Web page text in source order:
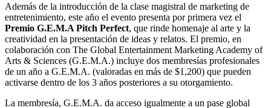
Además de la introducción de la clase magistral de marketing de
entretenimiento, este año el evento presenta por primera vez el
Premio G.E.M.A Pitch Perfect, que rinde homenaje al arte y la
creatividad en la presentación de ideas y relatos. El premio, en
colaboración con The Global Entertainment Marketing Academy of
Arts & Sciences (G.E.M.A.) incluye dos membresías profesionales
de un año a G.E.M.A. (valoradas en más de $1,200) que pueden
activarse dentro de los 3 años posteriores a su otorgamiento.
La membresía, G.E.M.A. da acceso igualmente a un pase global